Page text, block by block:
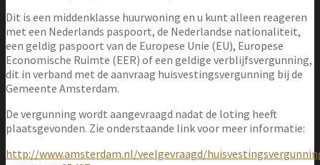
Dit is een middenklasse huurwoning en u kunt alleen reageren
met een Nederlands paspoort, de Nederlandse nationaliteit,
een geldig paspoort van de Europese Unie (EU), Europese
Economische Ruimte (EER) of een geldige verblijfsvergunning,
dit in verband met de aanvraag huisvestingsvergunning bij de
Gemeente Amsterdam.
De vergunning wordt aangevraagd nadat de loting heeft
plaatsgevonden. Zie onderstaande link voor meer informatie:
http://www.amsterdam.nl/veelgevraagd/